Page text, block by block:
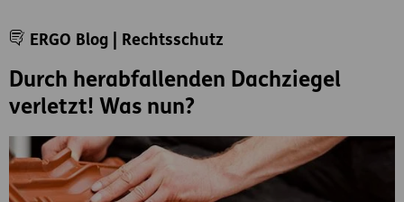
Durch herabfallenden Dachziegel
verletzt! Was nun?
ERGO Blog | Rechtsschutz